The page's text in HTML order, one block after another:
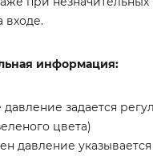
входе.
информация:
давление задается
цвета)
давление